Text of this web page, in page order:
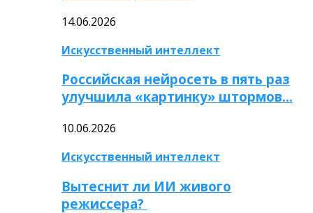
14.06.2026
Искусственный интеллект
Российская нейросеть в пять раз
улучшила «картинку» штормов…
10.06.2026
Искусственный интеллект
Вытеснит ли ИИ живого
режиссера?